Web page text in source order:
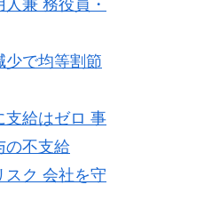
兼 務役員・
少で均等割節
支給はゼロ 事
の不支給
スク 会社を守